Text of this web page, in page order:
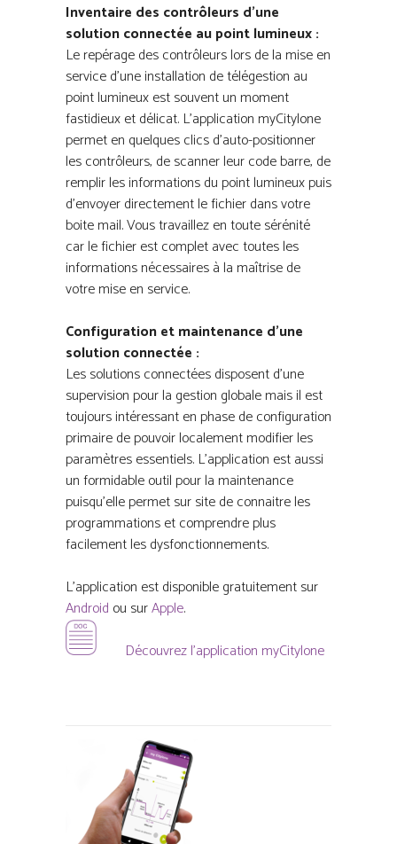
Inventaire des contrôleurs d’une
solution connectée au point lumineux :
Le repérage des contrôleurs lors de la mise en
service d’une installation de télégestion au
point lumineux est souvent un moment
fastidieux et délicat. L’application myCitylone
permet en quelques clics d’auto-positionner
les contrôleurs, de scanner leur code barre, de
remplir les informations du point lumineux puis
d’envoyer directement le fichier dans votre
boite mail. Vous travaillez en toute sérénité
car le fichier est complet avec toutes les
informations nécessaires à la maîtrise de
votre mise en service.
Configuration et maintenance d’une
solution connectée :
Les solutions connectées disposent d’une
supervision pour la gestion globale mais il est
toujours intéressant en phase de configuration
primaire de pouvoir localement modifier les
paramètres essentiels. L’application est aussi
un formidable outil pour la maintenance
puisqu’elle permet sur site de connaitre les
programmations et comprendre plus
facilement les dysfonctionnements.
L’application est disponible gratuitement sur
Android ou surApple.
Découvrez l’application myCitylone